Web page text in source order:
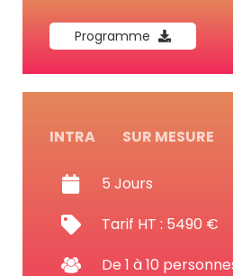
Programme
INTRA SUR MESURE
5 Jours
Tarif HT : 5490 €
De 1 à 10